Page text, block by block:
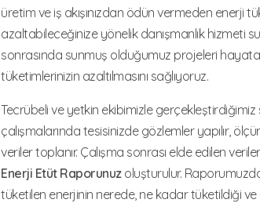
üretim ve iş akışınızdan ödün vermeden enerji
azaltabileceğinize yönelik danışmanlık hizmeti
sonrasında sunmuş olduğumuz projeleri
tüketimlerinizin azaltılmasını sağlıyoruz.
Tecrübeli ve yetkin ekibimizle gerçekleştirdiğimiz
çalışmalarında tesisinizde gözlemler yapılır,
veriler toplanır. Çalışma sonrası elde edilen
Enerji Etüt Raporunuzoluşturulur.
tüketilen enerjinin nerede, ne kadar tüketildiği